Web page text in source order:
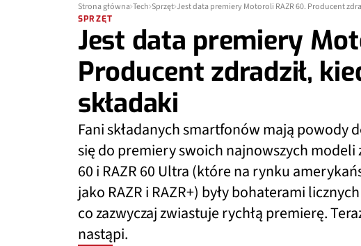
Strona główna Tech Sprzęt Jest data premiery Motoroli RAZR 60. Producent
SPRZĘT
Jest data premiery
Producent zdradził,
składaki
Fani składanych smartfonów mają powody
się do premiery swoich najnowszych modeli
60 i RAZR 60 Ultra (które na rynku
jako RAZR i RAZR+) były bohaterami
co zazwyczaj zwiastuje rychłą premierę.
nastąpi.